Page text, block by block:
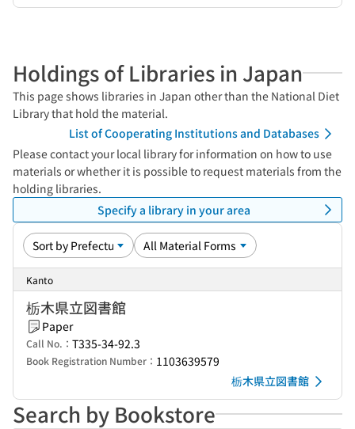
Holdings of Libraries in Japan
This page shows libraries in Japan other than the National Diet
Library that hold the material.
List of Cooperating Institutions and Databases
Please contact your local library for information on how to use
materials or whether it is possible to request materials from the
holding libraries.
Specify a library in your area
Kanto
栃木県立図書館
Paper
Call No.： T335-34-92.3
Book Registration Number： 1103639579
栃木県立図書館
Search by Bookstore